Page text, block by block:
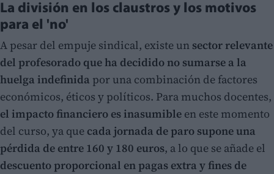
La división en los claustros y los motivos
para el 'no'
A pesar del empuje sindical, existe un sector relevante
del profesorado que ha decidido no sumarse a la
huelga indefinida por una combinación de factores
económicos, éticos y políticos. Para muchos docentes,
el impacto financiero es inasumible en este momento
del curso, ya que cada jornada de paro supone una
pérdida de entre 160 y 180 euros, a lo que se añade el
descuento proporcional en pagas extra y fines de